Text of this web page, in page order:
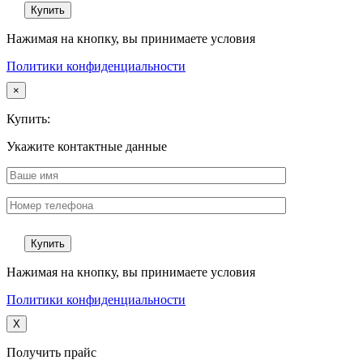
Нажимая на кнопку, вы принимаете условия
Политики конфиденциальности
×
Купить:
Укажите контактные данные
Нажимая на кнопку, вы принимаете условия
Политики конфиденциальности
X
Получить прайс